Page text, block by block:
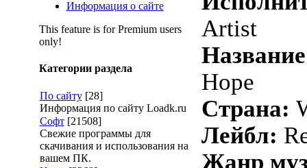
Информация о сайте
This feature is for Premium users
only!
Категории раздела
По сайту [28]
Информация по сайту Loadk.ru
Софт [21508]
Свежие программы для
скачивания и использования на
вашем ПК.
Artist
Hope
Страна:
Лейбл:
Жанр